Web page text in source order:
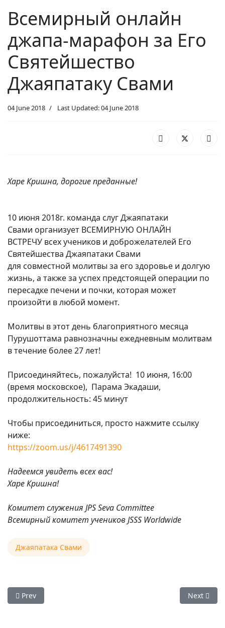
Всемирный онлайн
джапа-марафон за Его
Святейшество
Джаяпатаку Свами
04 June 2018 Last Updated: 04 June 2018
Харе Кришна, дорогие преданные!
10 июня 2018г. команда слуг Джаяпатаки
Свами организует ВСЕМИРНУЮ ОНЛАЙН
ВСТРЕЧУ всех учеников и доброжелателей Его
Святейшества Джаяпатаки Свами
для совместной молитвы за его здоровье и долгую
жизнь, а также за успех предстоящей операции по
пересадке печени и почки, которая может
произойти в любой момент.
Молитвы в этот день благоприятного месяца
Пурушоттама равнозначны ежедневным молитвам
в течение более 27 лет!
Присоединяйтесь, пожалуйста! 10 июня, 16:00
(время московское), Парама Экадаши,
продолжительность: 45 минут
Чтобы присоединиться, просто нажмите ссылку
ниже:
https://zoom.us/j/4617491390
Надеемся увидеть всех вас!
Харе Кришна!
Комитет служения JPS Seva Committee
Всемирный комитет учеников JSSS Worldwide
Джаяпатака Свами
Previous article: Если бы Прабхупада не
Prev Next
Next